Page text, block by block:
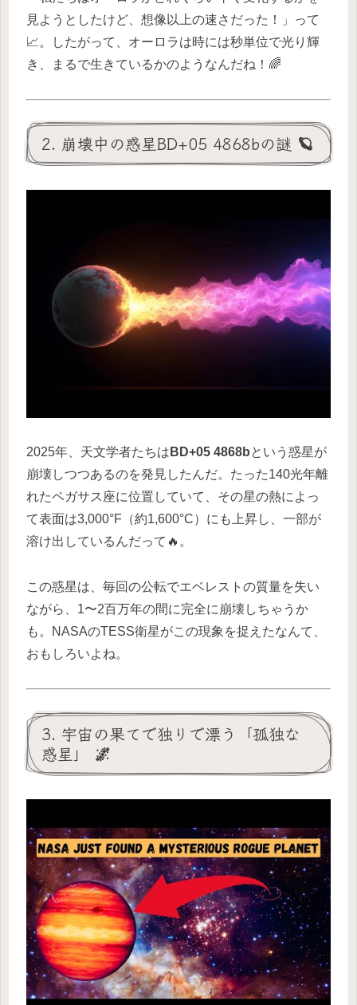
見ようとしたけど、想像以上の速さだった！」って
📈。したがって、オーロラは時には秒単位で光り輝
き、まるで生きているかのようなんだね！🌈
2. 崩壊中の惑星BD+05 4868bの謎 🪐
2025年、天文学者たちは BD+05 4868bという惑星が
崩壊しつつあるのを発見したんだ。たった140光年離
れたペガサス座に位置していて、その星の熱によっ
て表面は3,000°F（約1,600°C）にも上昇し、一部が
溶け出しているんだって🔥。
この惑星は、毎回の公転でエベレストの質量を失い
ながら、1〜2百万年の間に完全に崩壊しちゃうか
も。NASAのTESS衛星がこの現象を捉えたなんて、
おもしろいよね。
3. 宇宙の果てで独りで漂う「孤独な
惑星」 🌌